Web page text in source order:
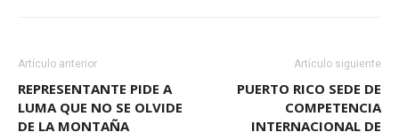
Artículo anterior
REPRESENTANTE PIDE A
LUMA QUE NO SE OLVIDE
DE LA MONTAÑA
Artículo siguiente
PUERTO RICO SEDE DE
COMPETENCIA
INTERNACIONAL DE